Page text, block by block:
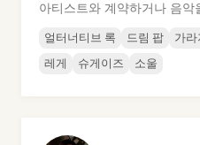
아티스트와 계약하거나 음악
얼터너티브 록 드림 팝 가라
레게
슈게이즈 소울